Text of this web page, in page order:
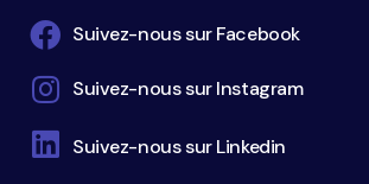
Suivez-nous sur Facebook
Suivez-nous sur Instagram
Suivez-nous sur Linkedin